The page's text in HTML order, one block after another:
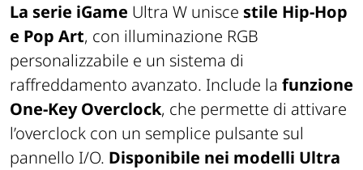
La serie iGame Ultra W unisce stile Hip-Hop
e Pop Art, con illuminazione RGB
personalizzabile e un sistema di
raffreddamento avanzato. Include la funzione
One-Key Overclock, che permette di attivare
l’overclock con un semplice pulsante sul
pannello I/O. Disponibile nei modelli Ultra